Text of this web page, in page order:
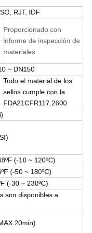
RJT, IDF
Proporcionado con
informe de inspección de
materiales
~ DN150
Todo el material de los
sellos cumple con la
FDA21CFR117.2600
(-10 ~ 120ºC)
(-50 ~ 180ºC)
(-30 ~ 230ºC)
son disponibles a
20min)